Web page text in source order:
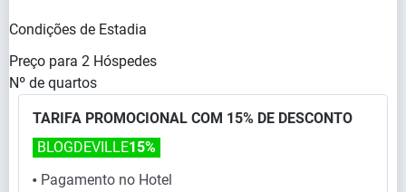
Condições de Estadia
Preço para 2 Hóspedes
Nº de quartos
TARIFA PROMOCIONAL COM 15% DE DESCONTO
⬤ Pagamento no Hotel
BLOGDEVILLE15%